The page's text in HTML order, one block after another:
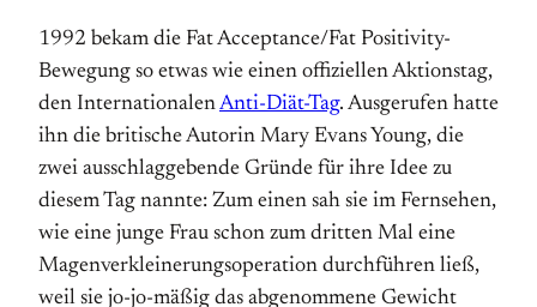
1992 bekam die Fat Acceptance/Fat Positivity-
Bewegung so etwas wie einen offiziellen Aktions­tag,
den InternationalenAnti-Diät-Tag. Aus­gerufen hatte
ihn die britische Autorin Mary Evans Young, die
zwei ausschlaggebende Gründe für ihre Idee zu
diesem Tag nannte: Zum einen sah sie im Fernsehen,
wie eine junge Frau schon zum dritten Mal eine
Magen­verkleinerungs­operation durchführen ließ,
weil sie jo-jo-mäßig das abgenommene Gewicht